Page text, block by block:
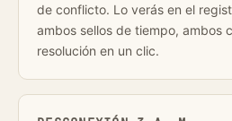
de conflicto. Lo verás en el
ambos sellos de tiempo, ambos
resolución en un clic.